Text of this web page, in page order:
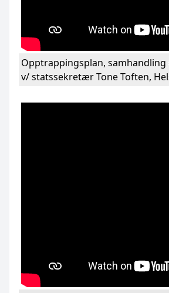
Opptrappingsplan,
v/ statssekretær Tone Toften,